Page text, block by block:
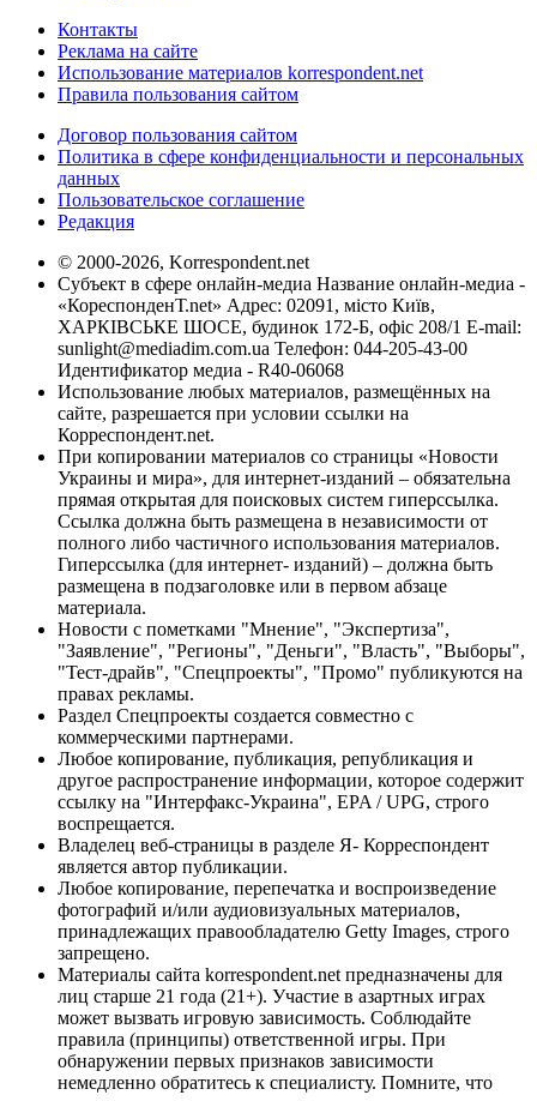
Контакты
Реклама на сайте
Использование материалов korrespondent.net
Правила пользования сайтом
Договор пользования сайтом
Политика в сфере конфиденциальности и персональных
данных
Пользовательское соглашение
Редакция
© 2000-2026, Korrespondent.net
Субъект в сфере онлайн-медиа Название онлайн-медиа -
«КореспонденТ.net» Адрес: 02091, місто Київ,
ХАРКІВСЬКЕ ШОСЕ, будинок 172-Б, офіс 208/1 E-mail:
sunlight@mediadim.com.ua Телефон: 044-205-43-00
Идентификатор медиа - R40-06068
Использование любых материалов, размещённых на
сайте, разрешается при условии ссылки на
Корреспондент.net.
При копировании материалов со страницы «Новости
Украины и мира», для интернет-изданий – обязательна
прямая открытая для поисковых систем гиперссылка.
Ссылка должна быть размещена в независимости от
полного либо частичного использования материалов.
Гиперссылка (для интернет- изданий) – должна быть
размещена в подзаголовке или в первом абзаце
материала.
Новости с пометками "Мнение", "Экспертиза",
"Заявление", "Регионы", "Деньги", "Власть", "Выборы",
"Тест-драйв", "Спецпроекты", "Промо" публикуются на
правах рекламы.
Раздел Спецпроекты создается совместно с
коммерческими партнерами.
Любое копирование, публикация, републикация и
другое распространение информации, которое содержит
ссылку на "Интерфакс-Украина", EPA / UPG, строго
воспрещается.
Владелец веб-страницы в разделе Я- Корреспондент
является автор публикации.
Любое копирование, перепечатка и воспроизведение
фотографий и/или аудиовизуальных материалов,
принадлежащих правообладателю Getty Images, строго
запрещено.
Материалы сайта korrespondent.net предназначены для
лиц старше 21 года (21+). Участие в азартных играх
может вызвать игровую зависимость. Соблюдайте
правила (принципы) ответственной игры. При
обнаружении первых признаков зависимости
немедленно обратитесь к специалисту. Помните, что